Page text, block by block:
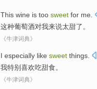
This wine is too sweet for me
这种葡萄酒对我来说太甜了。
《牛津词典》
I especially like sweet things
我特别喜欢吃甜食。
《牛津词典》